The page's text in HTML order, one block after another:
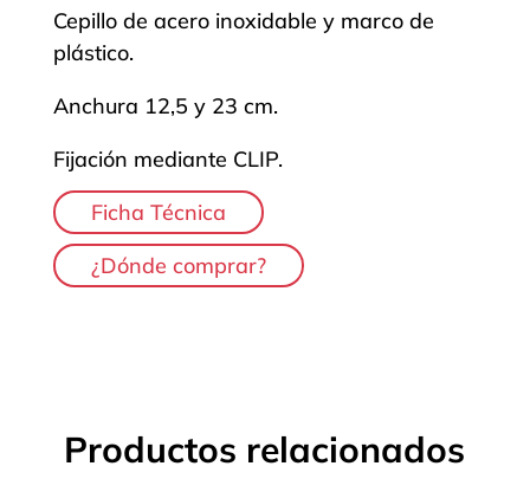
Cepillo de acero inoxidable y marco de
plástico.
Anchura 12,5 y 23 cm.
Fijación mediante CLIP.
Ficha Técnica
¿Dónde comprar?
Productos relacionados